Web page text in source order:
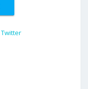
Twitter